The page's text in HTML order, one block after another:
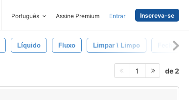
Português Assine Premium Entrar Inscreva-se
Líquido Fluxo Limpar \ Limpo Fechar-Se
1 de 2